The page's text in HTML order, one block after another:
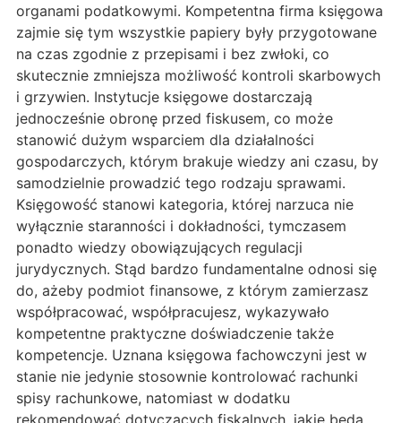
organami podatkowymi. Kompetentna firma księgowa
zajmie się tym wszystkie papiery były przygotowane
na czas zgodnie z przepisami i bez zwłoki, co
skutecznie zmniejsza możliwość kontroli skarbowych
i grzywien. Instytucje księgowe dostarczają
jednocześnie obronę przed fiskusem, co może
stanowić dużym wsparciem dla działalności
gospodarczych, którym brakuje wiedzy ani czasu, by
samodzielnie prowadzić tego rodzaju sprawami.
Księgowość stanowi kategoria, której narzuca nie
wyłącznie staranności i dokładności, tymczasem
ponadto wiedzy obowiązujących regulacji
jurydycznych. Stąd bardzo fundamentalne odnosi się
do, ażeby podmiot finansowe, z którym zamierzasz
współpracować, współpracujesz, wykazywało
kompetentne praktyczne doświadczenie także
kompetencje. Uznana księgowa fachowczyni jest w
stanie nie jedynie stosownie kontrolować rachunki
spisy rachunkowe, natomiast w dodatku
rekomendować dotyczących fiskalnych, jakie będą